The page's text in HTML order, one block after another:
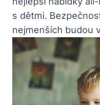
s dětmi.
nejmenších budou